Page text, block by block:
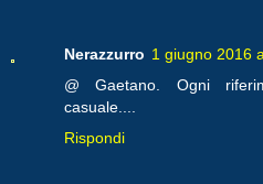
Nerazzurro 1 giugno 2016
@ Gaetano. Ogni
casuale....
Rispondi